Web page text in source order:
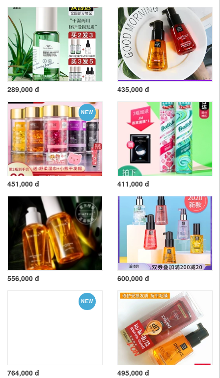
289,000 đ 435,000 đ
NEW
451,000 đ 411,000 đ
556,000 đ 600,000 đ
NEW
764,000 đ 495,000 đ